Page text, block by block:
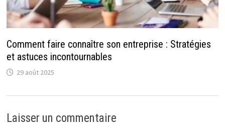
Comment faire connaître son entreprise : Stratégies
et astuces incontournables
29 août 2025
Laisser un commentaire